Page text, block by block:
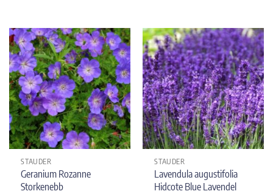
STAUDER
Geranium Rozanne
Storkenebb
STAUDER
Lavendula augustifolia
Hidcote Blue Lavendel